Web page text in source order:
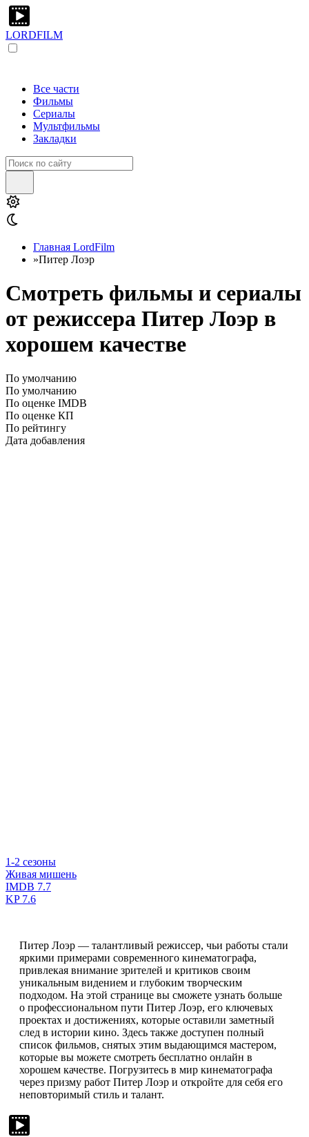
LORDFILM
Все части
Фильмы
Сериалы
Мультфильмы
Закладки
Главная LordFilm
»Питер Лоэр
Смотреть фильмы и сериалы
от режиссера Питер Лоэр в
хорошем качестве
По умолчанию
По умолчанию
По оценке IMDB
По оценке КП
По рейтингу
Дата добавления
1-2 сезоны
Живая мишень
IMDB 7.7
KP7.6
Питер Лоэр — талантливый режиссер, чьи работы стали
яркими примерами современного кинематографа,
привлекая внимание зрителей и критиков своим
уникальным видением и глубоким творческим
подходом. На этой странице вы сможете узнать больше
о профессиональном пути Питер Лоэр, его ключевых
проектах и достижениях, которые оставили заметный
след в истории кино. Здесь также доступен полный
список фильмов, снятых этим выдающимся мастером,
которые вы можете смотреть бесплатно онлайн в
хорошем качестве. Погрузитесь в мир кинематографа
через призму работ Питер Лоэр и откройте для себя его
неповторимый стиль и талант.